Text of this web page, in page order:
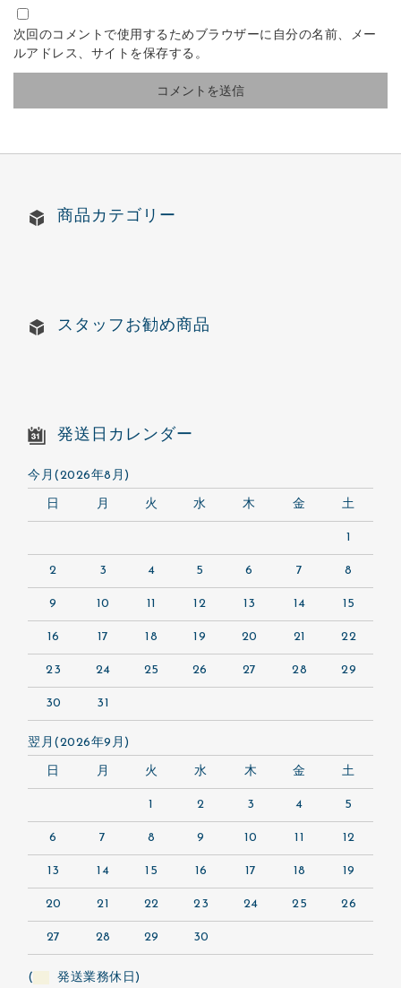
次回のコメントで使用するためブラウザーに自分の名前、メー
ルアドレス、サイトを保存する。
商品カテゴリー
スタッフお勧め商品
発送日カレンダー
今月(2026年8月)
日 月 火 水 木 金 土
1
2 3 4 5 6 7 8
9 10 11 12 13 14 15
16 17 18 19 20 21 22
23 24 25 26 27 28 29
30 31
翌月(2026年9月)
日 月 火 水 木 金 土
1 2 3 4 5
6 7 8 9 10 11 12
13 14 15 16 17 18 19
20 21 22 23 24 25 26
27 28 29 30
( 発送業務休日)